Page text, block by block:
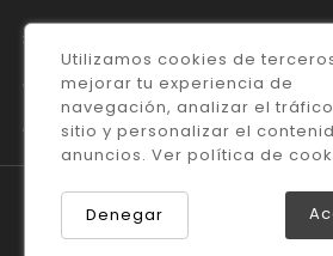
SOPORTE
CONDICIONES
Contacto
© 2026 - Dobleuve
Utilizamos cookies de
mejorar tu experiencia de
navegación, analizar el
sitio y personalizar el
anuncios. Ver política de
Denegar